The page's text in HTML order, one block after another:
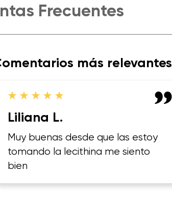
Frecuentes
más relevantes
Liliana L.
Muy buenas desde que las estoy
tomando la lecithina me siento
bien